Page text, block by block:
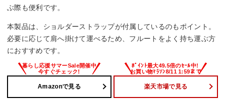
ぶ際も便利です。
本製品は、ショルダーストラップが付属しているのもポイント。
必要に応じて肩へ掛けて運べるため、フルートをよく持ち運ぶ方
におすすめです。
Amazonで見る 楽天市場で見る